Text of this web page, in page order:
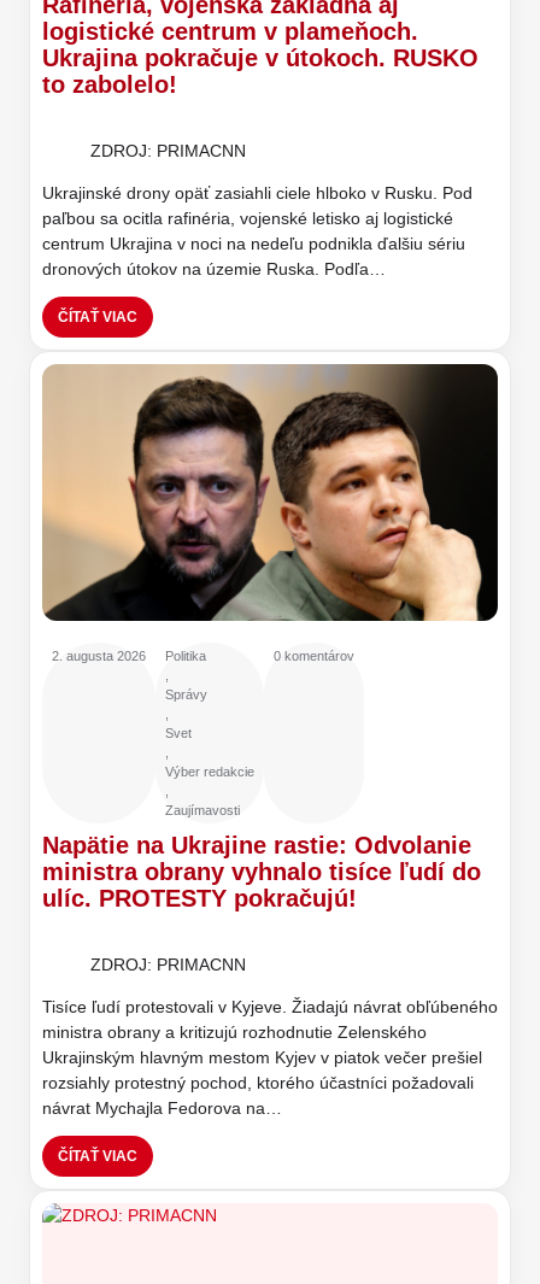
logistické centrum v plameňoch.
Ukrajina pokračuje v útokoch. RUSKO
to zabolelo!
ZDROJ: PRIMACNN
Ukrajinské drony opäť zasiahli ciele hlboko v Rusku. Pod
paľbou sa ocitla rafinéria, vojenské letisko aj logistické
centrum Ukrajina v noci na nedeľu podnikla ďalšiu sériu
dronových útokov na územie Ruska. Podľa…
ČÍTAŤ VIAC
2. augusta 2026
Politika
Správy
Svet
Výber redakcie
Zaujímavosti
0 komentárov
Napätie na Ukrajine rastie: Odvolanie
ministra obrany vyhnalo tisíce ľudí do
ulíc. PROTESTY pokračujú!
ZDROJ: PRIMACNN
Tisíce ľudí protestovali v Kyjeve. Žiadajú návrat obľúbeného
ministra obrany a kritizujú rozhodnutie Zelenského
Ukrajinským hlavným mestom Kyjev v piatok večer prešiel
rozsiahly protestný pochod, ktorého účastníci požadovali
návrat Mychajla Fedorova na…
ČÍTAŤ VIAC